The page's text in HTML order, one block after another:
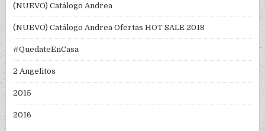
(NUEVO) Catálogo Andrea
(NUEVO) Catálogo Andrea Ofertas HOT SALE 2018
#QuedateEnCasa
2 Angelitos
2015
2016